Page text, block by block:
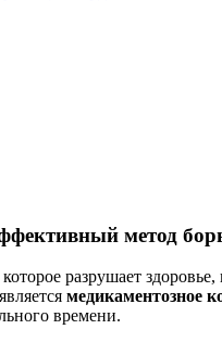
метод
разрушает
медикаментозное
времени.